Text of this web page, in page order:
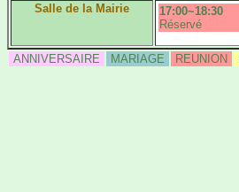
Salle de la Mairie
17:00~18:30
Réservé
ANNIVERSAIRE MARIAGE REUNION